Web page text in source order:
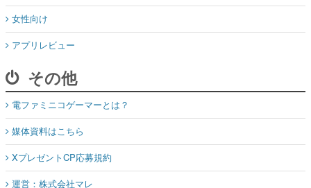
女性向け
アプリレビュー
その他
電ファミニコゲーマーとは？
媒体資料はこちら
XプレゼントCP応募規約
運営：株式会社マレ